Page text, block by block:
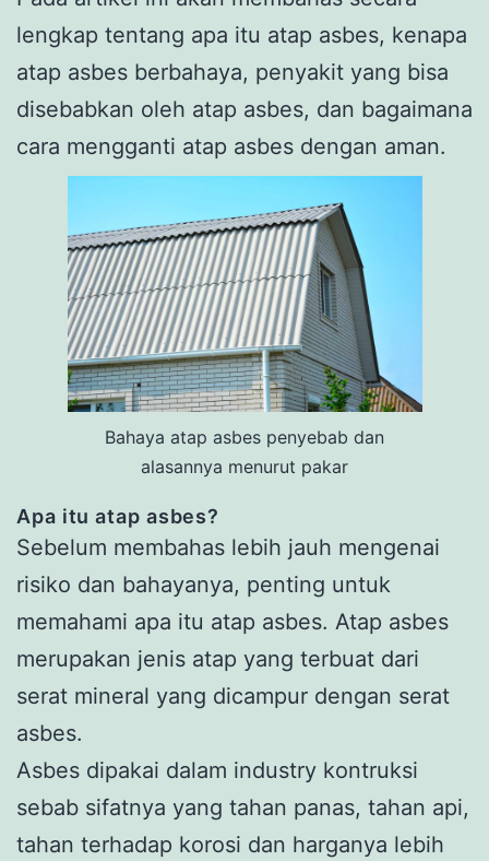
lengkap tentang apa itu atap asbes, kenapa
atap asbes berbahaya, penyakit yang bisa
disebabkan oleh atap asbes, dan bagaimana
cara mengganti atap asbes dengan aman.
Bahaya atap asbes penyebab dan
alasannya menurut pakar
Apa itu atap asbes?
Sebelum membahas lebih jauh mengenai
risiko dan bahayanya, penting untuk
memahami apa itu atap asbes. Atap asbes
merupakan jenis atap yang terbuat dari
serat mineral yang dicampur dengan serat
asbes.
Asbes dipakai dalam industry kontruksi
sebab sifatnya yang tahan panas, tahan api,
tahan terhadap korosi dan harganya lebih